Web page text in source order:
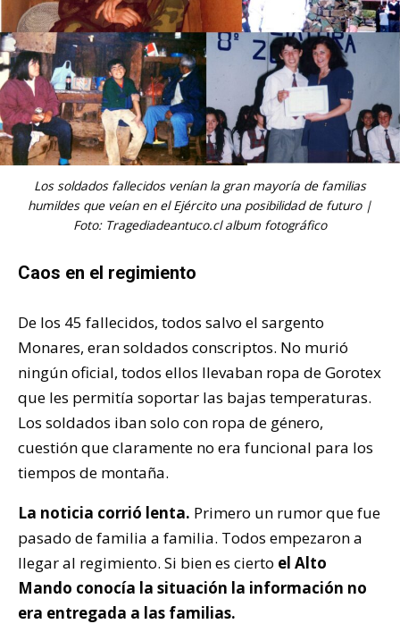
Los soldados fallecidos venían la gran mayoría de familias
humildes que veían en el Ejército una posibilidad de futuro |
Foto: Tragediadeantuco.cl album fotográfico
Caos en el regimiento
De los 45 fallecidos, todos salvo el sargento
Monares, eran soldados conscriptos. No murió
ningún oficial, todos ellos llevaban ropa de Gorotex
que les permitía soportar las bajas temperaturas.
Los soldados iban solo con ropa de género,
cuestión que claramente no era funcional para los
tiempos de montaña.
La noticia corrió lenta. Primero un rumor que fue
pasado de familia a familia. Todos empezaron a
llegar al regimiento. Si bien es cierto el Alto
Mando conocía la situación la información no
era entregada a las familias.